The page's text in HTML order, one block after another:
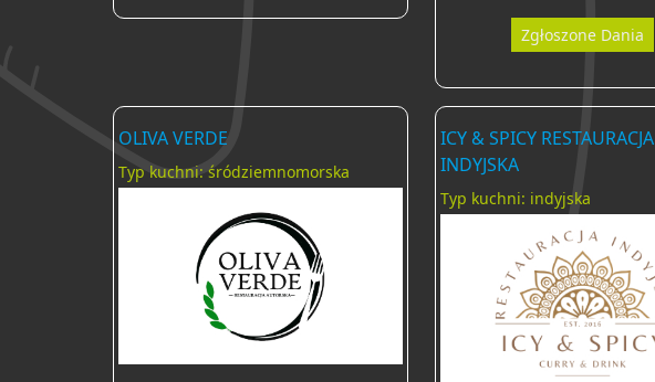
Zgłoszone Dania
OLIVA VERDE
Typ kuchni: śródziemnomorska
ICY & SPICY RESTAURACJA
INDYJSKA
Typ kuchni: indyjska